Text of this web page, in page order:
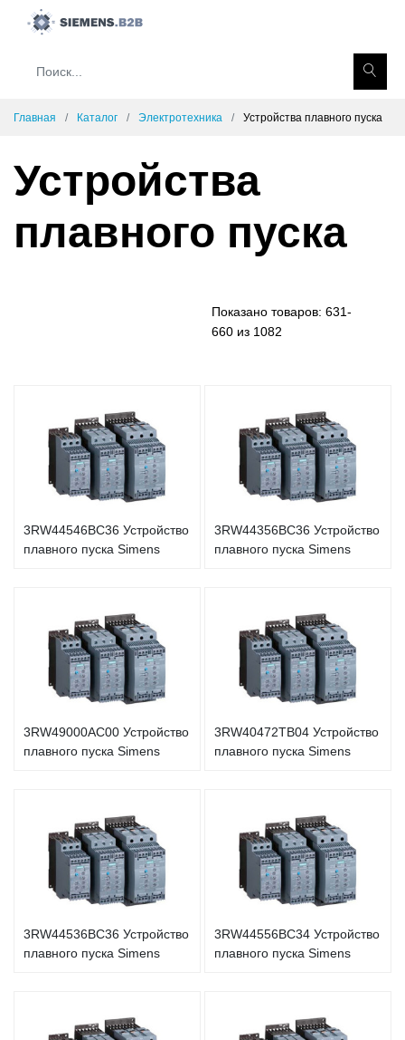
Главная Каталог Электротехника Устройства плавного пуска
Устройства
плавного пуска
Показано товаров: 631-
660 из 1082
3RW44546BC36 Устройство
плавного пуска Simens
3RW44356BC36 Устройство
плавного пуска Simens
3RW49000AC00 Устройство
плавного пуска Simens
3RW40472TB04 Устройство
плавного пуска Simens
3RW44536BC36 Устройство
плавного пуска Simens
3RW44556BC34 Устройство
плавного пуска Simens